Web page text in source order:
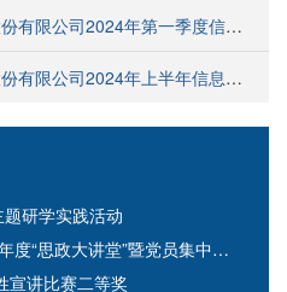
限公司2024年第一季度信息公告
限公司2024年上半年信息公告
题研学实践活动
华宸租赁党支部举行2026年度“思政大讲堂”暨党员集中培训活动
宣讲比赛二等奖